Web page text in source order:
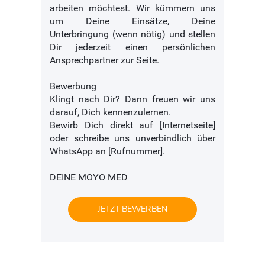
arbeiten möchtest. Wir kümmern uns
um Deine Einsätze, Deine
Unterbringung (wenn nötig) und stellen
Dir jederzeit einen persönlichen
Ansprechpartner zur Seite.
Bewerbung
Klingt nach Dir? Dann freuen wir uns
darauf, Dich kennenzulernen.
Bewirb Dich direkt auf [Internetseite]
oder schreibe uns unverbindlich über
WhatsApp an [Rufnummer].
DEINE MOYO MED
JETZT BEWERBEN